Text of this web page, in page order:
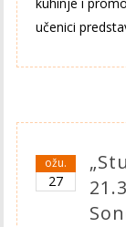
učenici
ožu.
27